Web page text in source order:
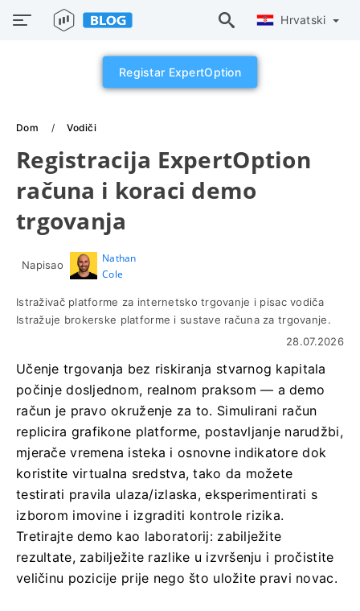
Hrvatski
Registar ExpertOption
Dom Vodiči
Registracija ExpertOption
računa i koraci demo
trgovanja
Napisao
Nathan
Cole
Istraživač platforme za internetsko trgovanje i pisac vodiča
Istražuje brokerske platforme i sustave računa za trgovanje.
28.07.2026
Učenje trgovanja bez riskiranja stvarnog kapitala
počinje dosljednom, realnom praksom — a demo
račun je pravo okruženje za to. Simulirani račun
replicira grafikone platforme, postavljanje narudžbi,
mjerače vremena isteka i osnovne indikatore dok
koristite virtualna sredstva, tako da možete
testirati pravila ulaza/izlaska, eksperimentirati s
izborom imovine i izgraditi kontrole rizika.
Tretirajte demo kao laboratorij: zabilježite
rezultate, zabilježite razlike u izvršenju i pročistite
veličinu pozicije prije nego što uložite pravi novac.